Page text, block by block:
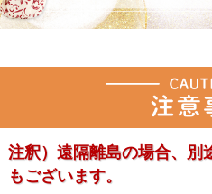
注釈）遠隔離島の場合、別
もございます。